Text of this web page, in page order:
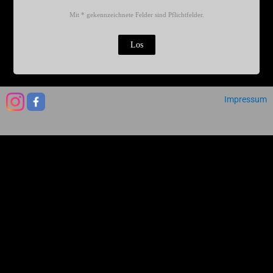
Mit * gekennzeichnete Felder sind Pflichtfelder.
Impressum